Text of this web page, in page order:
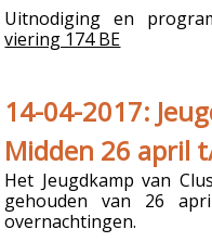
Uitnodiging en
viering 174 BE
14-04-2017:
Midden 26 april
Het Jeugdkamp van
gehouden van 26
overnachtingen.